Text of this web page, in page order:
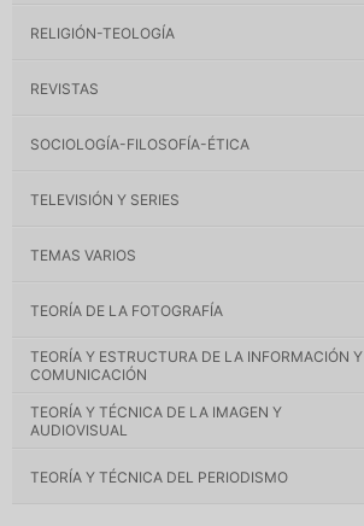
RELIGIÓN-TEOLOGÍA
REVISTAS
SOCIOLOGÍA-FILOSOFÍA-ÉTICA
TELEVISIÓN Y SERIES
TEMAS VARIOS
TEORÍA DE LA FOTOGRAFÍA
TEORÍA Y ESTRUCTURA DE LA INFORMACIÓN Y
COMUNICACIÓN
TEORÍA Y TÉCNICA DE LA IMAGEN Y
AUDIOVISUAL
TEORÍA Y TÉCNICA DEL PERIODISMO